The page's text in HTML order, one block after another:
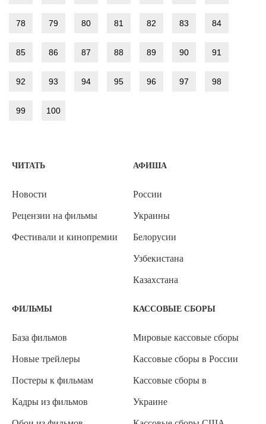
78 79 80 81 82 83 84
85 86 87 88 89 90 91
92 93 94 95 96 97 98
99 100
ЧИТАТЬ
Новости
Рецензии на фильмы
Фестивали и кинопремии
АФИША
России
Украины
Белорусии
Узбекистана
Казахстана
ФИЛЬМЫ
База фильмов
Новые трейлеры
Постеры к фильмам
Кадры из фильмов
КАССОВЫЕ СБОРЫ
Мировые кассовые сборы
Кассовые сборы в России
Кассовые сборы в
Украине